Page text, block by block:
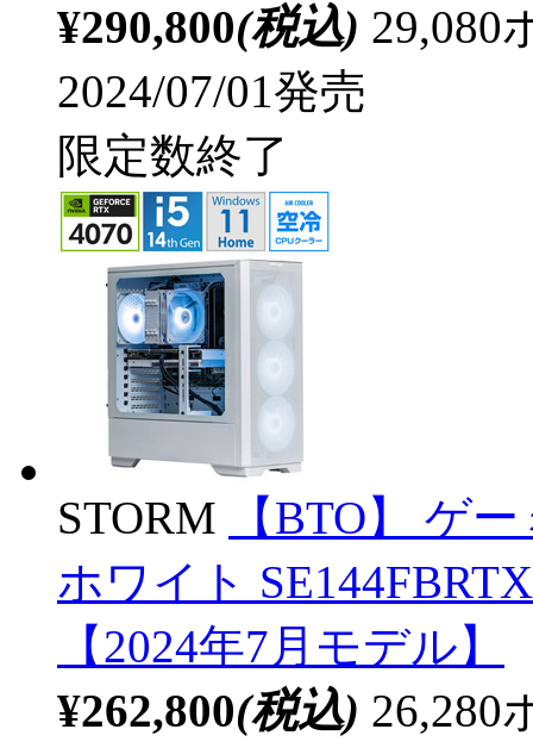
¥290,800(税込) 29,080
2024/07/01発売
限定数終了
STORM
【BTO】 ゲ
ホワイト
【2024年7月モデル】
¥262,800(税込) 26,280